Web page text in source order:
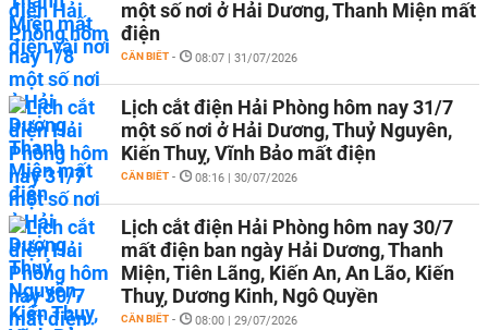
một số nơi ở Hải Dương, Thanh Miện mất
điện
CẦN BIẾT - 08:07 | 31/07/2026
Lịch cắt điện Hải Phòng hôm nay 31/7
một số nơi ở Hải Dương, Thuỷ Nguyên,
Kiến Thuỵ, Vĩnh Bảo mất điện
CẦN BIẾT - 08:16 | 30/07/2026
Lịch cắt điện Hải Phòng hôm nay 30/7
mất điện ban ngày Hải Dương, Thanh
Miện, Tiên Lãng, Kiến An, An Lão, Kiến
Thuỵ, Dương Kinh, Ngô Quyền
CẦN BIẾT - 08:00 | 29/07/2026